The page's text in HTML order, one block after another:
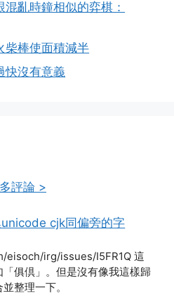
混亂時鐘相似的弈棋：
柴棒使面積減半
快沒有意義
評論 >
cjk同偏旁的字
eisoch/irg/issues/I5FR1Q 這
俱倶」。但是沒有像我這樣歸
整理一下。